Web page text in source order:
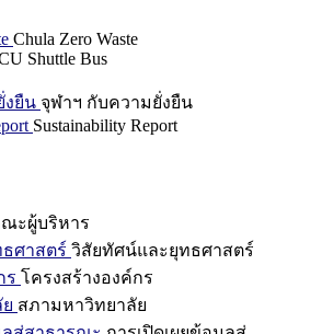
Chula Zero Waste
Shuttle Bus
งยืน จุฬาฯ กับความยั่งยืน
Sustainability Report
ะผู้บริหาร
ศาสตร์ วิสัยทัศน์และยุทธศาสตร์
ร โครงสร้างองค์กร
สภามหาวิทยาลัย